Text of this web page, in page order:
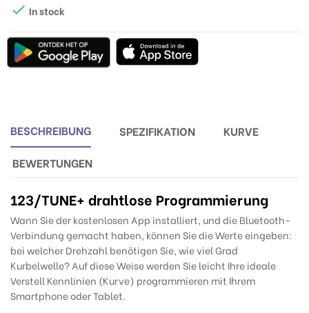
 In stock
BESCHREIBUNG SPEZIFIKATION
KURVE
BEWERTUNGEN
123/TUNE+ drahtlose Programmierung
Wann Sie der kostenlosen App installiert, und die Bluetooth-
Verbindung gemacht haben, können Sie die Werte eingeben:
bei welcher Drehzahl benötigen Sie, wie viel Grad
Kurbelwelle? Auf diese Weise werden Sie leicht Ihre ideale
Verstell Kennlinien (Kurve) programmieren mit Ihrem
Smartphone oder Tablet.